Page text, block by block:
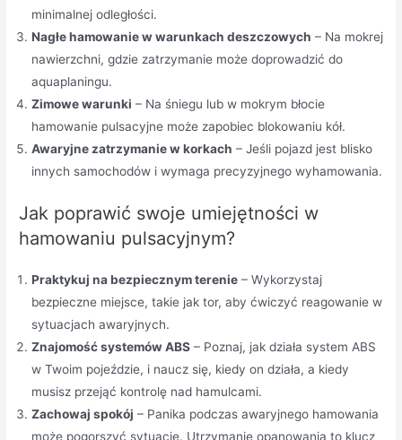
minimalnej odległości.
Nagłe hamowanie w warunkach deszczowych – Na mokrej
nawierzchni, gdzie zatrzymanie może doprowadzić do
aquaplaningu.
Zimowe warunki – Na śniegu lub w mokrym błocie
hamowanie pulsacyjne może zapobiec blokowaniu kół.
Awaryjne zatrzymanie w korkach – Jeśli pojazd jest blisko
innych samochodów i wymaga precyzyjnego wyhamowania.
Jak poprawić swoje umiejętności w
hamowaniu pulsacyjnym?
Praktykuj na bezpiecznym terenie– Wykorzystaj
bezpieczne miejsce, takie jak tor, aby ćwiczyć reagowanie w
sytuacjach awaryjnych.
Znajomość systemów ABS– Poznaj, jak działa system ABS
w Twoim pojeździe, i naucz się, kiedy on działa, a kiedy
musisz przejąć kontrolę nad hamulcami.
Zachowaj spokój – Panika podczas awaryjnego hamowania
może pogorszyć sytuację. Utrzymanie opanowania to klucz